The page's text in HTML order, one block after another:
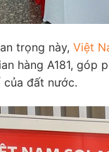
trọng này, Việt
hàng A181, góp
của đất nước.